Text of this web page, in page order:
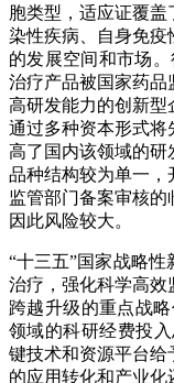
胞类型，适应证覆
染性疾病、自身免疫
的发展空间和市场
治疗产品被国家药品
高研发能力的创新型
通过多种资本形式将
高了国内该领域的研
品种结构较为单一，
监管部门备案审核的
因此风险较大。
“十三五”国家战略
治疗，强化科学高效
跨越升级的重点战
领域的科研经费投
键技术和资源平台给
的应用转化和产业化